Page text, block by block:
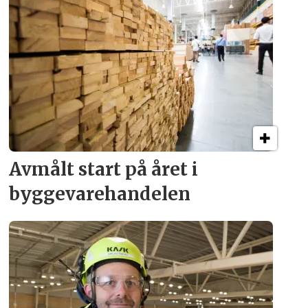
Avmålt start på året i
byggevare­handelen